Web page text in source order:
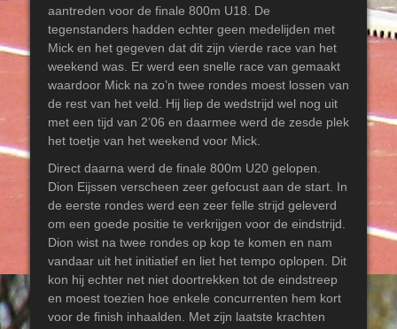
aantreden voor de finale 800m U18. De
tegenstanders hadden echter geen medelijden met
Mick en het gegeven dat dit zijn vierde race van het
weekend was. Er werd een snelle race van gemaakt
waardoor Mick na zo’n twee rondes moest lossen van
de rest van het veld. Hij liep de wedstrijd wel nog uit
met een tijd van 2’06 en daarmee werd de zesde plek
het toetje van het weekend voor Mick.
Direct daarna werd de finale 800m U20 gelopen.
Dion Eijssen verscheen zeer gefocust aan de start. In
de eerste rondes werd een zeer felle strijd geleverd
om een goede positie te verkrijgen voor de eindstrijd.
Dion wist na twee rondes op kop te komen en nam
vandaar uit het initiatief en liet het tempo oplopen. Dit
kon hij echter net niet doortrekken tot de eindstreep
en moest toezien hoe enkele concurrenten hem kort
voor de finish inhaalden. Met zijn laatste krachten